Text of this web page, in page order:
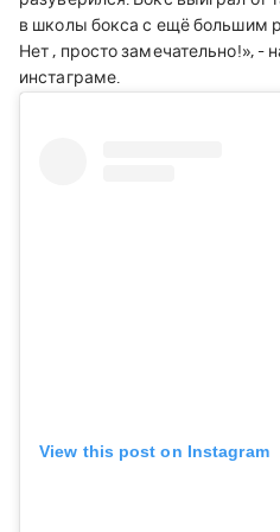
в школы бокса с ещё большим
Нет , просто замечательно!», -
инстаграме.
View this post on Instagram